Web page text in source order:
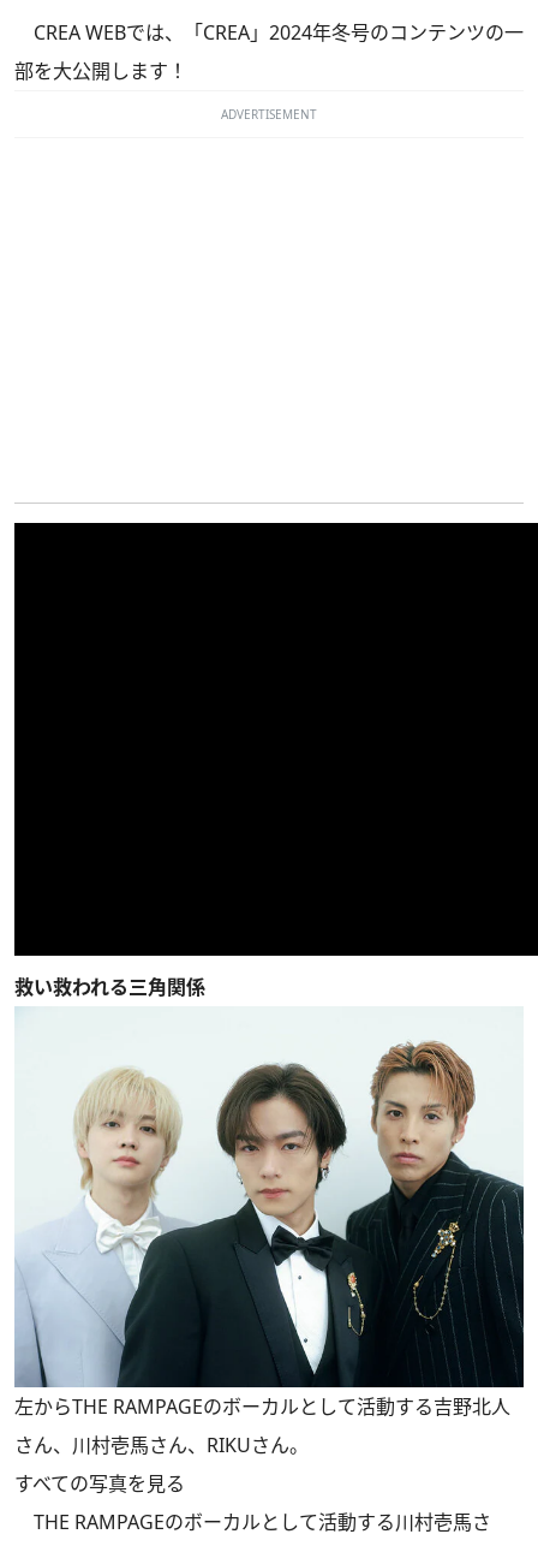
CREA WEBでは、 「CREA」2024年冬号のコンテンツの一
部を大公開します！
ADVERTISEMENT
救い救われる三角関係
左からTHE RAMPAGEのボーカルとして活動する吉野北人
さん、川村壱馬さん、RIKUさん。
すべての写真を見る
THE RAMPAGEのボーカルとして活動する川村壱馬さ